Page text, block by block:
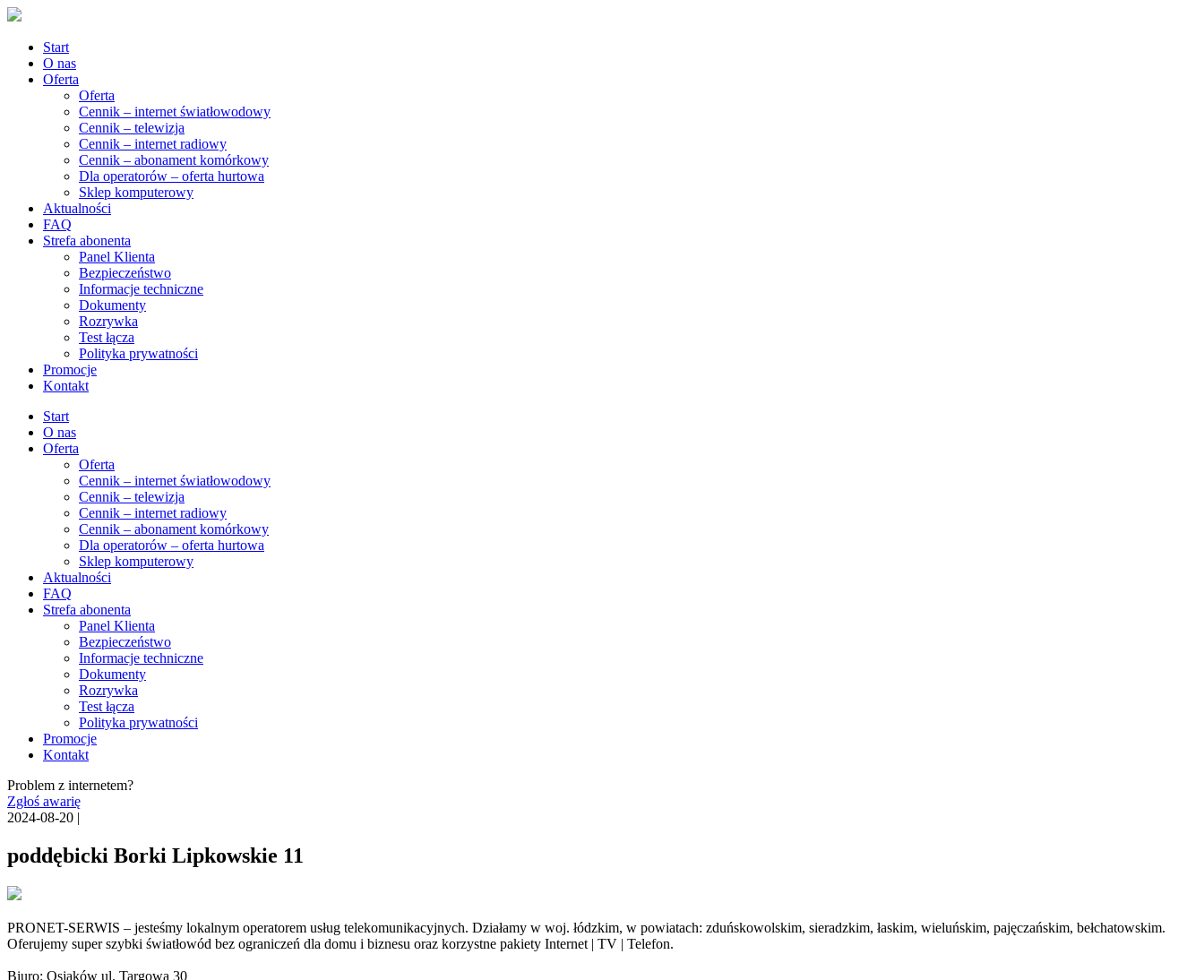
Start
O nas
Oferta
Oferta
Cennik – internet światłowodowy
Cennik – telewizja
Cennik – internet radiowy
Cennik – abonament komórkowy
Dla operatorów – oferta hurtowa
Sklep komputerowy
Aktualności
FAQ
Strefa abonenta
Panel Klienta
Bezpieczeństwo
Informacje techniczne
Dokumenty
Rozrywka
Test łącza
Polityka prywatności
Promocje
Kontakt
Start
O nas
Oferta
Oferta
Cennik – internet światłowodowy
Cennik – telewizja
Cennik – internet radiowy
Cennik – abonament komórkowy
Dla operatorów – oferta hurtowa
Sklep komputerowy
Aktualności
FAQ
Strefa abonenta
Panel Klienta
Bezpieczeństwo
Informacje techniczne
Dokumenty
Rozrywka
Test łącza
Polityka prywatności
Promocje
Kontakt
Problem z internetem?
Zgłoś awarię
2024-08-20 |
poddębicki Borki Lipkowskie 11
PRONET-SERWIS – jesteśmy lokalnym operatorem usług telekomunikacyjnych. Działamy w woj. łódzkim, w powiatach: zduńskowolskim, sieradzkim, łaskim, wieluńskim, pajęczańskim, bełchatowskim.
Oferujemy super szybki światłowód bez ograniczeń dla domu i biznesu oraz korzystne pakiety Internet | TV | Telefon.
Biuro: Osjaków ul. Targowa 30